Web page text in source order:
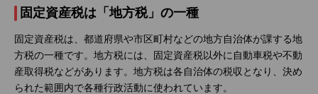
固定資産税は「地方税」の一種
固定資産税は、都道府県や市区町村などの地方自治体が課する地
方税の一種です。地方税には、固定資産税以外に自動車税や不動
産取得税などがあります。地方税は各自治体の税収となり、決め
られた範囲内で各種行政活動に使われています。